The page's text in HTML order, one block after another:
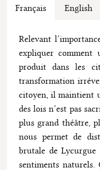
Français English
Relevant
expliquer comment
produit dans les
transformation
citoyen, il maintient
des lois n’est pas
plus grand théâtre,
nous permet de
brutale de
sentiments naturels.